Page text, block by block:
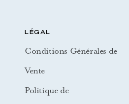
LÉGAL
Conditions Générales de
Vente
Politique de